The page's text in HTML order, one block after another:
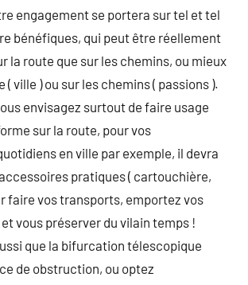
engagement se portera sur tel et tel
bénéfiques, qui peut être réellement
la route que sur les chemins, ou mieux
( ville ) ou sur les chemins ( passions ).
envisagez surtout de faire usage
sur la route, pour vos
en ville par exemple, il devra
pratiques ( cartouchière,
faire vos transports, emportez vos
vous préserver du vilain temps !
que la bifurcation télescopique
de obstruction, ou optez